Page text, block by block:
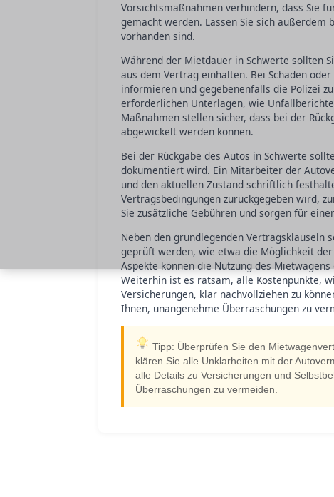
Vorsichtsmaßnahmen verhindern, dass Sie
gemacht werden. Lassen Sie sich außerdem
vorhanden sind.
Während der Mietdauer in Schwerte sollten
aus dem Vertrag einhalten. Bei Schäden
informieren und gegebenenfalls die Polizei
erforderlichen Unterlagen, wie
Maßnahmen stellen sicher, dass bei der
abgewickelt werden können.
Bei der Rückgabe des Autos in Schwerte
dokumentiert wird. Ein Mitarbeiter der
und den aktuellen Zustand schriftlich
Vertragsbedingungen zurückgegeben wird,
Sie zusätzliche Gebühren und sorgen für
Neben den grundlegenden Vertragsklauseln
geprüft werden, wie etwa die Möglichkeit
Aspekte können die Nutzung des
Weiterhin ist es ratsam, alle Kostenpunkte,
Versicherungen, klar nachvollziehen zu
Ihnen, unangenehme Überraschungen zu
Tipp: Überprüfen Sie den
klären Sie alle Unklarheiten mit der
alle Details zu Versicherungen und
Überraschungen zu vermeiden.